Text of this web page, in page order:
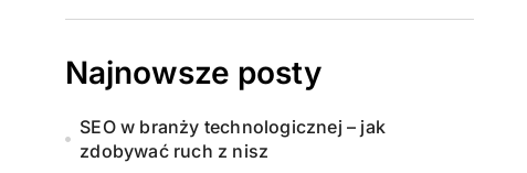
Najnowsze posty
SEO w branży technologicznej – jak
zdobywać ruch z nisz